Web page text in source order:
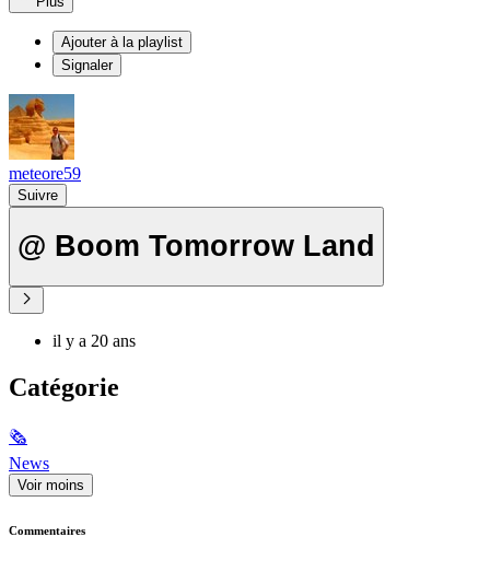
Ajouter à la playlist
Signaler
meteore59
Suivre
@ Boom Tomorrow Land
il y a 20 ans
Catégorie
🗞
News
Voir moins
Commentaires